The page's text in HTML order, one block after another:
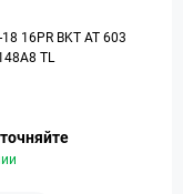
16PR BKT AT 603
TL